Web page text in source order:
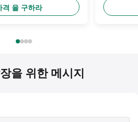
격 을 구하라
을 위한 메시지